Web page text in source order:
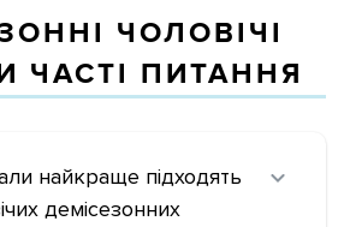
ЧОЛОВІЧІ
ЧАСТІ ПИТАННЯ
найкраще підходять
демісезонних